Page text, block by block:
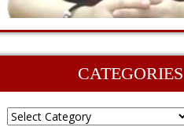
CATEGORIES